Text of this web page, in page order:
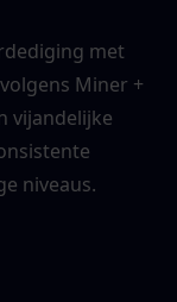
met
Miner +
vijandelijke
niveaus.